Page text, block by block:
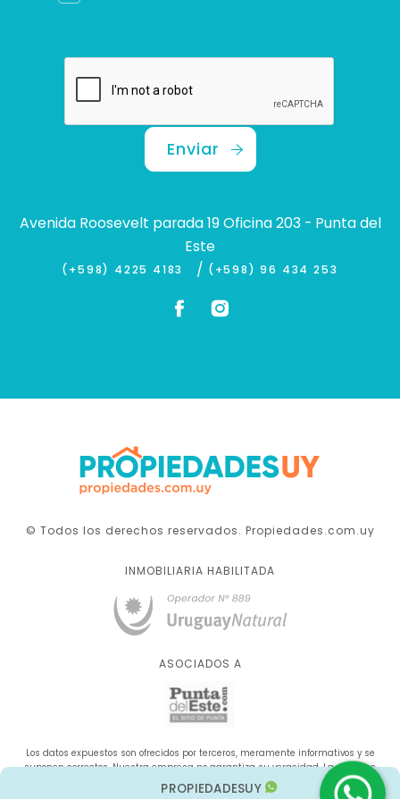
PROPIEDADESUY
Enviar
Avenida Roosevelt parada 19 Oficina 203 - Punta del
Este
(+598) 4225 4183 / (+598) 96 434 253
© Todos los derechos reservados. Propiedades.com.uy
INMOBILIARIA HABILITADA
ASOCIADOS A
Los datos expuestos son ofrecidos por terceros, meramente informativos y se
suponen correctos. Nuestra empresa no garantiza su veracidad. La oferta se
sujeta a errores, cambios de precio, omisión y/o retirada del mercado sin aviso
previo.